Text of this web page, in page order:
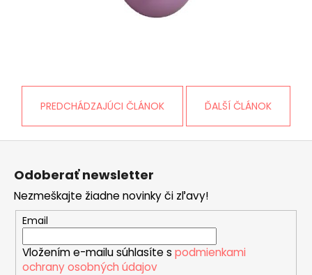
PREDCHÁDZAJÚCI ČLÁNOK ĎALŠÍ ČLÁNOK
Odoberať newsletter
Nezmeškajte žiadne novinky či zľavy!
Email
Vložením e-mailu súhlasíte s podmienkami
ochrany osobných údajov